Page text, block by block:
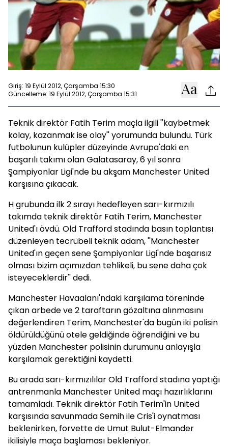
Giriş: 19 Eylül 2012, Çarşamba 15:30
Güncelleme: 19 Eylül 2012, Çarşamba 15:31
Teknik direktör Fatih Terim maçla ilgili ''kaybetmek
kolay, kazanmak ise olay'' yorumunda bulundu. Türk
futbolunun kulüpler düzeyinde Avrupa'daki en
başarılı takımı olan Galatasaray, 6 yıl sonra
Şampiyonlar Ligi'nde bu akşam Manchester United
karşısına çıkacak.
H grubunda ilk 2 sırayı hedefleyen sarı-kırmızılı
takımda teknik direktör Fatih Terim, Manchester
United'ı övdü. Old Trafford stadında basın toplantısı
düzenleyen tecrübeli teknik adam, ''Manchester
United'ın geçen sene Şampiyonlar Ligi'nde başarısız
olması bizim açımızdan tehlikeli, bu sene daha çok
isteyeceklerdir'' dedi.
Manchester Havaalanı'ndaki karşılama töreninde
çıkan arbede ve 2 taraftarın gözaltına alınmasını
değerlendiren Terim, Manchester'da bugün iki polisin
öldürüldüğünü otele geldiğinde öğrendiğini ve bu
yüzden Manchester polisinin durumunu anlayışla
karşılamak gerektiğini kaydetti.
Bu arada sarı-kırmızılılar Old Trafford stadına yaptığı
antrenmanla Manchester United maçı hazırlıklarını
tamamladı. Teknik direktör Fatih Terim'in United
karşısında savunmada Semih ile Cris'i oynatması
beklenirken, forvette de Umut Bulut-Elmander
ikilisiyle maça başlaması bekleniyor.